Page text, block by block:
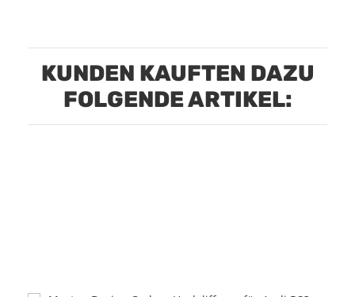
KUNDEN KAUFTEN DAZU
FOLGENDE ARTIKEL: